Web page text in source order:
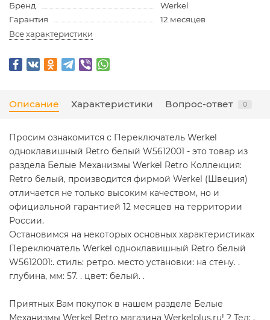
Бренд
Werkel
Гарантия
12 месяцев
Все характеристики
Описание Характеристики Вопрос-ответ 0
Просим ознакомится с Переключатель Werkel
одноклавишный Retro белый W5612001 - это товар из
раздела Белые Механизмы Werkel Retro Коллекция:
Retro белый, производится фирмой Werkel (Швеция)
отличается не только высоким качеством, но и
официальной гарантией 12 месяцев на территории
России.
Остановимся на некоторых основных характеристиках
Переключатель Werkel одноклавишный Retro белый
W5612001:. стиль: ретро. место установки: на стену. .
глубина, мм: 57. . цвет: белый. .
Приятных Вам покупок в нашем разделе Белые
Механизмы Werkel Retro магазина Werkelplus.ru! ? Тел: ,